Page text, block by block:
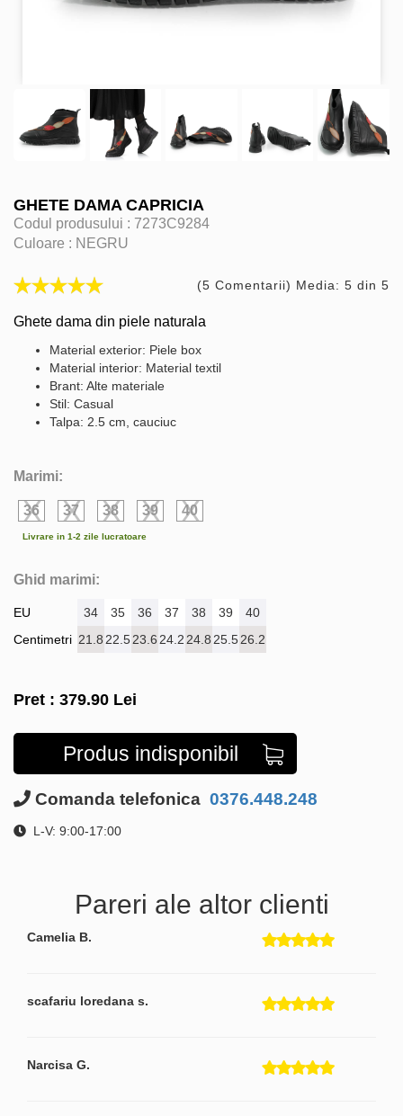
GHETE DAMA CAPRICIA
Codul produsului : 7273C9284
Culoare : NEGRU
(5 Comentarii) Media: 5 din 5
Ghete dama din piele naturala
Material exterior: Piele box
Material interior: Material textil
Brant: Alte materiale
Stil: Casual
Talpa: 2.5 cm, cauciuc
Marimi:
36 37 38 39 40
Livrare in 1-2 zile lucratoare
Ghid marimi:
EU
Centimetri
34 35 36 37 38 39
40
21.8 22.523.6 24.2 24.8 25.526.2
Pret : 379.90 Lei
Produs indisponibil
Comanda telefonica 0376.448.248
L-V: 9:00-17:00
Pareri ale altor clienti
Camelia B.
scafariu loredana s.
Narcisa G.